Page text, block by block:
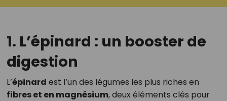
1. L’épinard : un booster de
digestion
L’épinard est l’un des légumes les plus riches en
fibres et en magnésium, deux éléments clés pour